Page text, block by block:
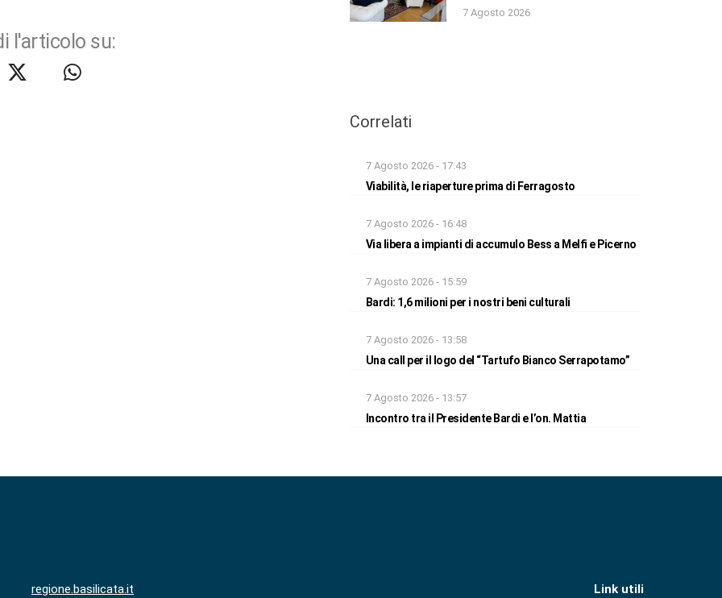
l'articolo su:
7 Agosto 2026
Correlati
7 Agosto 2026 - 17:43
Viabilità, le riaperture prima di Ferragosto
7 Agosto 2026 - 16:48
Via libera a impianti di accumulo Bess a Melfi e Picerno
7 Agosto 2026 - 15:59
Bardi: 1,6 milioni per i nostri beni culturali
7 Agosto 2026 - 13:58
Una call per il logo del “Tartufo Bianco Serrapotamo”
7 Agosto 2026 - 13:57
Incontro tra il Presidente Bardi e l’on. Mattia
regione.basilicata.it Link utili